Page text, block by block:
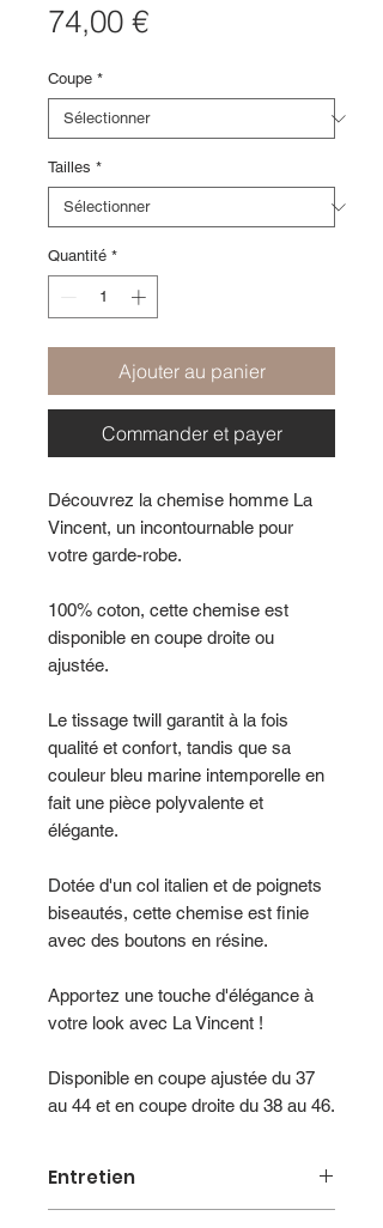
74,00 €Prix
Coupe *
Tailles *
Quantité *
Ajouter au panier
Commander et payer
Découvrez la chemise homme La
Vincent, un incontournable pour
votre garde-robe.
100% coton, cette chemise est
disponible en coupe droite ou
ajustée.
Le tissage twill garantit à la fois
qualité et confort, tandis que sa
couleur bleu marine intemporelle en
fait une pièce polyvalente et
élégante.
Dotée d'un col italien et de poignets
biseautés, cette chemise est finie
avec des boutons en résine.
Apportez une touche d'élégance à
votre look avec La Vincent !
Disponible en coupe ajustée du 37
au 44 et en coupe droite du 38 au 46.
Entretien